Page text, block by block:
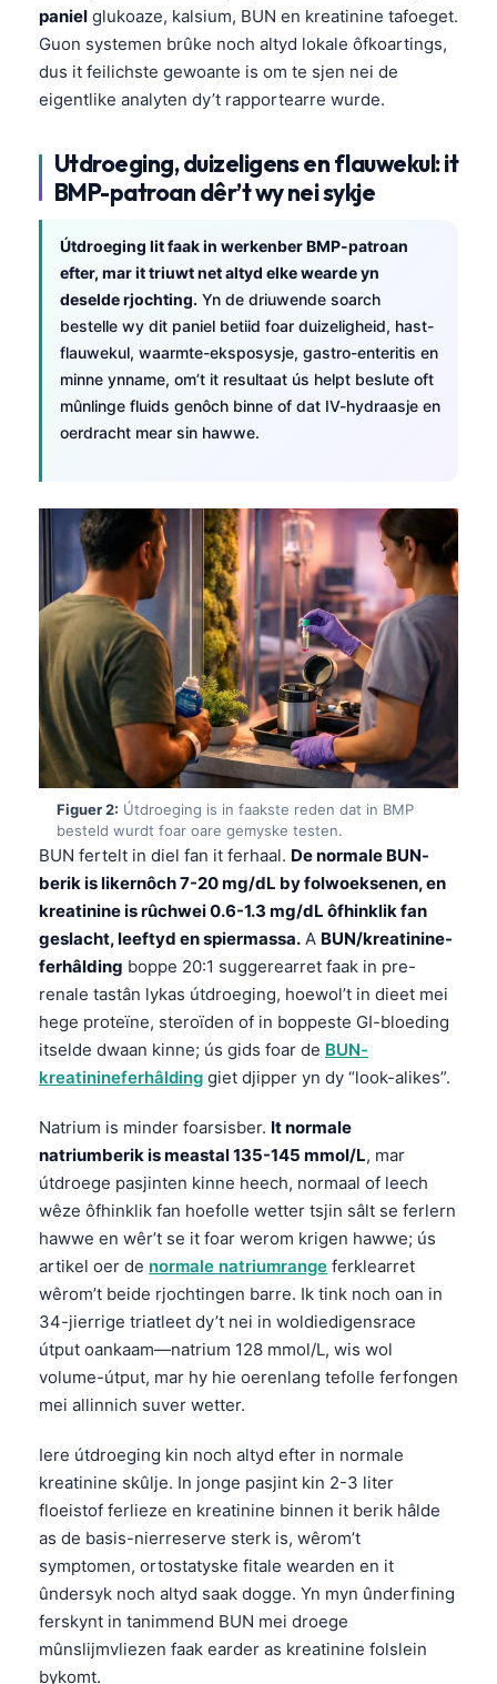
paniel glukoaze, kalsium, BUN en kreatinine tafoeget.
Guon systemen brûke noch altyd lokale ôfkoartings,
dus it feilichste gewoante is om te sjen nei de
eigentlike analyten dy’t rapportearre wurde.
Utdroeging, duizeligens en flauwekul: it
BMP-patroan dêr’t wy nei sykje
Útdroeging lit faak in werkenber BMP-patroan
efter, mar it triuwt net altyd elke wearde yn
deselde rjochting. Yn de driuwende soarch
bestelle wy dit paniel betiid foar duizeligheid, hast-
flauwekul, waarmte-eksposysje, gastro-enteritis en
minne ynname, om’t it resultaat ús helpt beslute oft
mûnlinge fluids genôch binne of dat IV-hydraasje en
oerdracht mear sin hawwe.
Figuer 2: Útdroeging is in faakste reden dat in BMP
besteld wurdt foar oare gemyske testen.
BUN fertelt in diel fan it ferhaal. De normale BUN-
berik is likernôch 7-20 mg/dL by folwoeksenen, en
kreatinine is rûchwei 0.6-1.3 mg/dL ôfhinklik fan
geslacht, leeftyd en spiermassa. A BUN/kreatinine-
ferhâlding boppe 20:1 suggerearret faak in pre-
renale tastân lykas útdroeging, hoewol’t in dieet mei
hege proteïne, steroïden of in boppeste GI-bloeding
itselde dwaan kinne; ús gids foar de BUN-
kreatinineferhâlding giet djipper yn dy “look-alikes”.
Natrium is minder foarsisber. It normale
natriumberik is meastal 135-145 mmol/L, mar
útdroege pasjinten kinne heech, normaal of leech
wêze ôfhinklik fan hoefolle wetter tsjin sâlt se ferlern
hawwe en wêr’t se it foar werom krigen hawwe; ús
artikel oer de normale natriumrange ferklearret
wêrom’t beide rjochtingen barre. Ik tink noch oan in
34-jierrige triatleet dy’t nei in woldiedigensrace
útput oankaam—natrium 128 mmol/L, wis wol
volume-útput, mar hy hie oerenlang tefolle ferfongen
mei allinnich suver wetter.
Iere útdroeging kin noch altyd efter in normale
kreatinine skûlje. In jonge pasjint kin 2-3 liter
floeistof ferlieze en kreatinine binnen it berik hâlde
as de basis-nierreserve sterk is, wêrom’t
symptomen, ortostatyske fitale wearden en it
ûndersyk noch altyd saak dogge. Yn myn ûnderfining
ferskynt in tanimmend BUN mei droege
mûnslijmvliezen faak earder as kreatinine folslein
bykomt.